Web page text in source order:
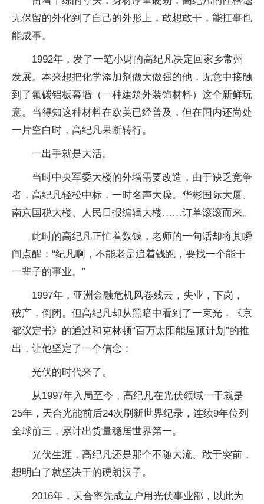
无保留的外化到了自己的外形上，敢想敢干，能扛事也
能成事。
1992年，发了一笔小财的高纪凡决定回家乡常州
发展。本来想把化学添加剂做大做强的他，无意中接触
到了氟碳铝板幕墙（一种建筑外装饰材料）这个新鲜玩
意。当得知这种材料在欧美已经普及，但在国内还尚处
一片空白时，高纪凡果断转行。
一出手就是大活。
当时中央军委大楼的外墙需要改造，由于缺乏竞争
者，高纪凡轻松中标，一时名声大噪。华彬国际大厦、
南京国税大楼、人民日报编辑大楼……订单滚滚而来。
此时的高纪凡正忙着数钱，老师的一句话却将其瞬
间点醒：“纪凡啊，不能老是追着钱跑，要找一个能干
一辈子的事业。”
1997年，亚洲金融危机风卷残云，失业，下岗，
破产，倒闭。但高纪凡却从黑暗中看到了一束光，《京
都议定书》的通过和克林顿“百万太阳能屋顶计划”的推
出，让他坚定了一个信念：
光伏的时代来了。
从1997年入局至今，高纪凡在光伏领域一干就是
25年，天合光能前后24次刷新世界纪录，连续9年位列
全球前三，累计出货量稳居世界第一。
光伏生涯，高纪凡还是那个不随大流、敢于突前，
想明白了就坚决干的硬朗汉子。
2016年，天合率先成立户用光伏事业部，以此为